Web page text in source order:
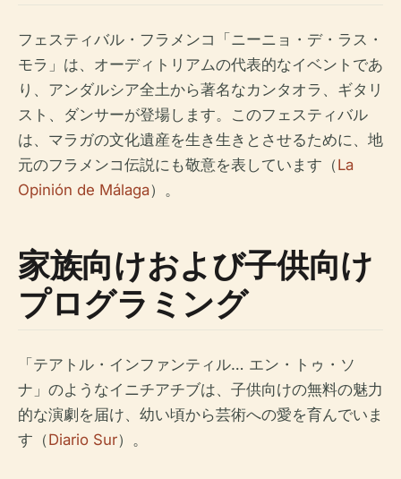
フェスティバル・フラメンコ「ニーニョ・デ・ラス・
モラ」は、オーディトリアムの代表的なイベントであ
り、アンダルシア全土から著名なカンタオラ、ギタリ
スト、ダンサーが登場します。このフェスティバル
は、マラガの文化遺産を生き生きとさせるために、地
元のフラメンコ伝説にも敬意を表しています（La
Opinión de Málaga）。
家族向けおよび子供向け
プログラミング
「テアトル・インファンティル… エン・トゥ・ソ
ナ」のようなイニチアチブは、子供向けの無料の魅力
的な演劇を届け、幼い頃から芸術への愛を育んでいま
す（Diario Sur）。